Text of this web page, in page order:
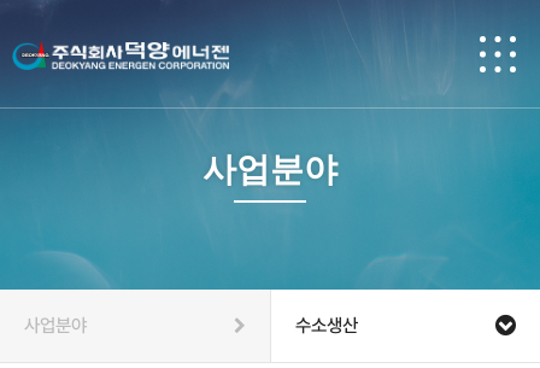
사업분야
사업분야 수소생산